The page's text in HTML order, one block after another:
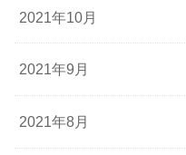
2021年10月
2021年9月
2021年8月